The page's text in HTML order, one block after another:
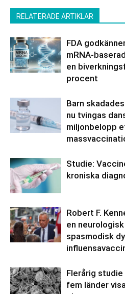
RELATERADE ARTIKLAR
FDA
mRNA-
en
procent
Barn
nu tvingas
miljonbelopp
Studie:
kroniska
Robert F.
en
spasmodisk
Flerårig studie
fem länder